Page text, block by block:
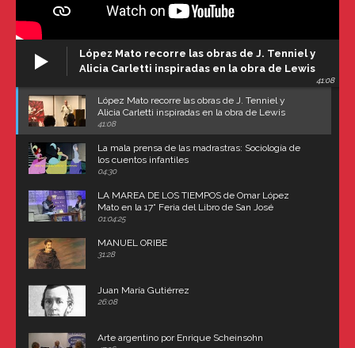
López Mato recorre las obras de J. Tenniel y
Alicia Carletti inspiradas en la obra de Lewis
41:08
López Mato recorre las obras de J. Tenniel y
Alicia Carletti inspiradas en la obra de Lewis
Carroll
41:08
La mala prensa de las madrastras: Sociología de
los cuentos infantiles
04:30
LA MAREA DE LOS TIEMPOS de Omar López
Mato en la 17° Feria del Libro de San José
(Uruguay)
01:04:25
MANUEL ORIBE
31:28
Juan María Gutiérrez
26:08
Arte argentino por Enrique Scheinsohn